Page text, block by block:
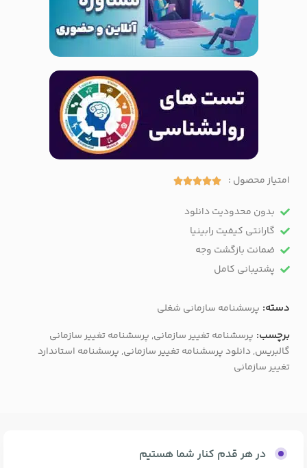
امتیاز محصول : 




بدون محدودیت دانلود
گارانتی کیفیت رابینیا
ضمانت بازگشت وجه​
پشتیبانی کامل
دسته: پرسشنامه سازمانی شغلی
برچسب: پرسشنامه تغییر سازمانی, پرسشنامه تغییر سازمانی
گالبریس,دانلود پرسشنامه تغییر سازمانی, پرسشنامه استاندارد
تغییر سازمانی
در هر قدم کنار شما هستیم